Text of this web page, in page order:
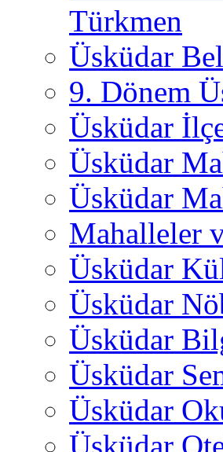
Türkmen
Üsküdar
9. Dönem
Üsküdar
Üsküdar
Üsküdar
Mahalleler
Üsküdar
Üsküdar
Üsküdar
Üsküdar
Üsküdar